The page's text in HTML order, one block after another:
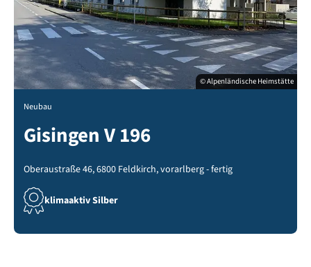
© Alpenländische Heimstätte
Neubau
Gisingen V 196
Oberaustraße 46, 6800 Feldkirch, vorarlberg - fertig
klimaaktiv Silber